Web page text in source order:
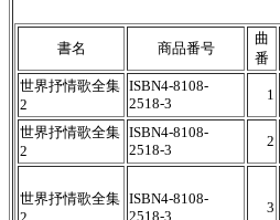
書名 商品番号
曲
番
世界抒情歌全集
2
ISBN4-8108-
2518-3
1
世界抒情歌全集
2
ISBN4-8108-
2518-3
2
世界抒情歌全集 ISBN4-8108-
2518-3
3